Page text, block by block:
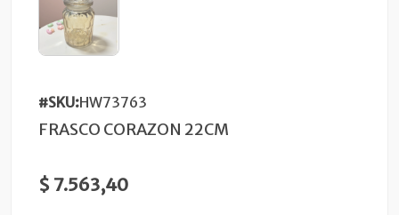
#SKU:HW73763
FRASCO CORAZON 22CM
$ 7.563,40